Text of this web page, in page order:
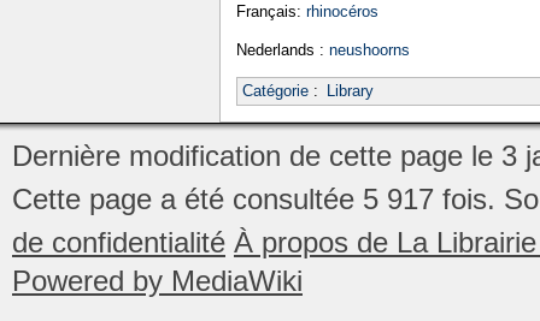
Français: rhinocéros
Nederlands : neushoorns
Catégorie: Library
Dernière modification de cette page le 3
Cette page a été consultée 5 917 fois.
de confidentialité À propos de La
Powered by MediaWiki